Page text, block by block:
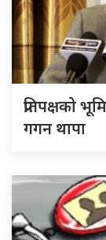
प्रतिपक्षको
गगन थापा